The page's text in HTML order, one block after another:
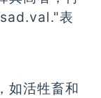
表
如活牲畜和